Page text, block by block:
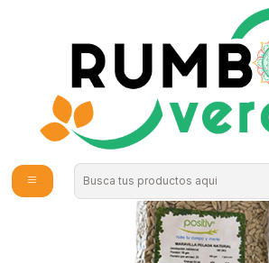
Envío gratis por compras sobre los 59.990 en la
Semillas y Frutos